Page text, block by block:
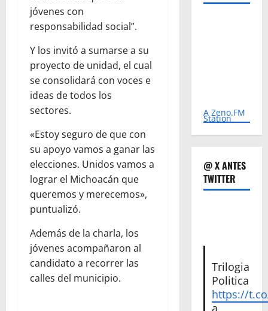
jóvenes con
responsabilidad social”.
Y los invitó a sumarse a su
proyecto de unidad, el cual
se consolidará con voces e
ideas de todos los
sectores.
«Estoy seguro de que con
su apoyo vamos a ganar las
elecciones. Unidos vamos a
lograr el Michoacán que
queremos y merecemos»,
puntualizó.
Además de la charla, los
jóvenes acompañaron al
candidato a recorrer las
calles del municipio.
A Zeno.FM
Station
@ X ANTES
TWITTER
Trilogia
Politica
https://